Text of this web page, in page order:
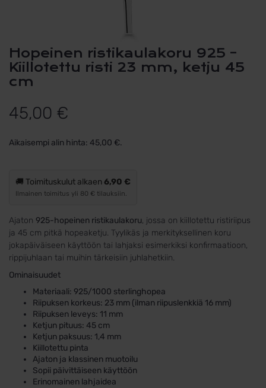
Hopeinen ristikaulakoru 925 –
Kiillotettu risti 23 mm, ketju 45
cm
45,00 €
Aikaisempi alin hinta: 45,00 €.
🚚 Toimituskulut alkaen6,90 €
Ilmainen toimitus yli 80 € tilauksiin.
Ajaton 925-hopeinen ristikaulakoru, jossa on kiillotettu ristiriipus
ja 45 cm pitkä hopeaketju. Tyylikäs ja merkityksellinen koru
jokapäiväiseen käyttöön tai lahjaksi esimerkiksi konfirmaatioon,
rippijuhlaan tai muihin tärkeisiin juhlahetkiin.
Ominaisuudet
Materiaali: 925/1000 sterlinghopea
Riipuksen korkeus: 23 mm (ilman riipuslenkkiä 16 mm)
Riipuksen leveys: 11 mm
Ketjun pituus: 45 cm
Ketjun paksuus: 1,4 mm
Kiillotettu pinta
Ajaton ja klassinen muotoilu
Sopii päivittäiseen käyttöön
Erinomainen lahjaidea